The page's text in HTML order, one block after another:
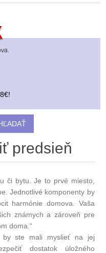
predsieň
či bytu. Je to prvé miesto,
Jednotlivé komponenty by
harmónie domova. Vaša
známych a zároveň pre
doma.“
by ste mali myslieť na jej
dostatok úložného